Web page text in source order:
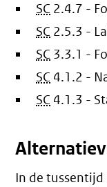
SC 2.4.7 -
SC 2.5.3 -
SC 3.3.1 -
SC 4.1.2 -
SC 4.1.3 -
In de